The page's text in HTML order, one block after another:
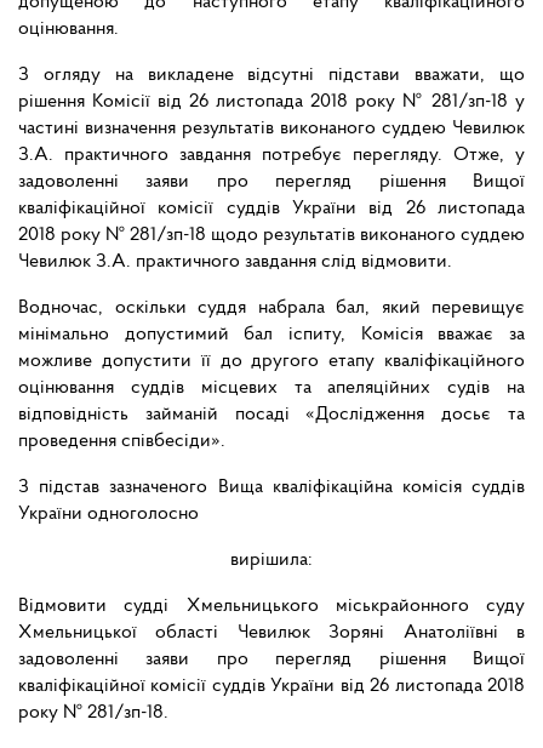
оцінювання.
З огляду на викладене відсутні підстави вважати, що
рішення Комісії від 26 листопада 2018 року № 281/зп-18 у
частині визначення результатів виконаного суддею Чевилюк
З.А. практичного завдання потребує перегляду. Отже, у
задоволенні заяви про перегляд рішення Вищої
кваліфікаційної комісії суддів України від 26 листопада
2018 року № 281/зп-18 щодо результатів виконаного суддею
Чевилюк З.А. практичного завдання слід відмовити.
Водночас, оскільки суддя набрала бал, який перевищує
мінімально допустимий бал іспиту, Комісія вважає за
можливе допустити її до другого етапу кваліфікаційного
оцінювання суддів місцевих та апеляційних судів на
відповідність займаній посаді «Дослідження досьє та
проведення співбесіди».
З підстав зазначеного Вища кваліфікаційна комісія суддів
України одноголосно
вирішила:
Відмовити судді Хмельницького міськрайонного суду
Хмельницької області Чевилюк Зоряні Анатоліївні в
задоволенні заяви про перегляд рішення Вищої
кваліфікаційної комісії суддів України від 26 листопада 2018
року № 281/зп-18.